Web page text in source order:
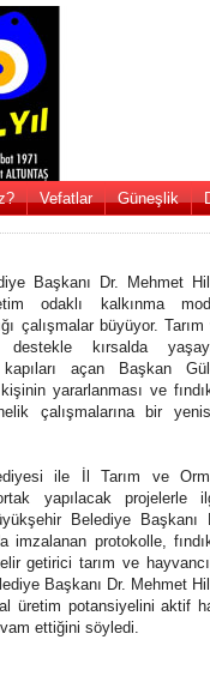
Vefatlar Güneşlik
Başkanı Dr. Mehmet
odaklı kalkınma
çalışmalar büyüyor. Tarım
destekle kırsalda
açan Başkan
yararlanması ve
çalışmalarına bir
ile İl Tarım ve
yapılacak projelerle
Belediye Başkanı
imzalanan protokolle,
getirici tarım ve
Başkanı Dr. Mehmet
üretim potansiyelini aktif
ettiğini söyledi.